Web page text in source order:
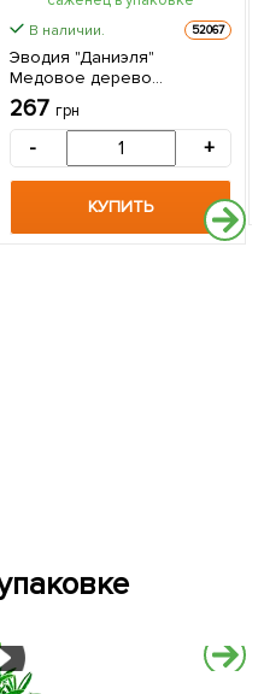
В наличии. 52067
Эводия "Даниэля"
Медовое дерево
(Tetradium Danielle )
высота10-20см 1 саженец в
267 грн
- +
КУПИТЬ